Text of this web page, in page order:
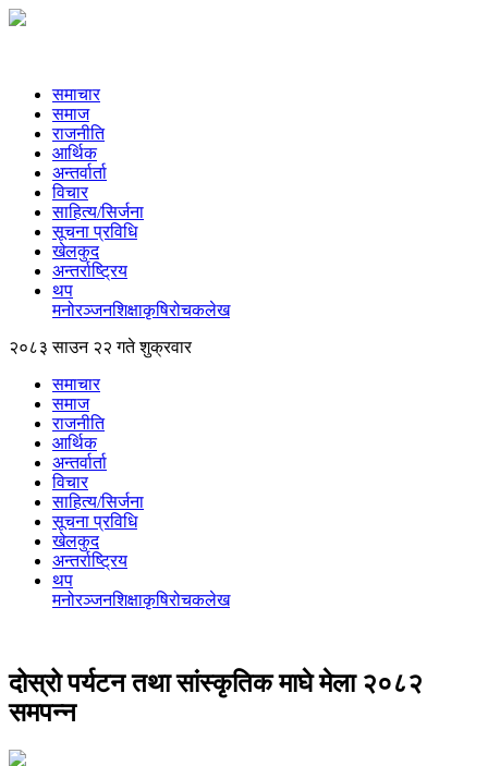
समाचार
समाज
राजनीति
आर्थिक
अन्तर्वार्ता
विचार
साहित्य/सिर्जना
सूचना प्रविधि
खेलकुद
अन्तर्राष्ट्रिय
थप
मनोरञ्‍जनशिक्षाकृषिरोचकलेख
२०८३ साउन २२ गते शुक्रवार
समाचार
समाज
राजनीति
आर्थिक
अन्तर्वार्ता
विचार
साहित्य/सिर्जना
सूचना प्रविधि
खेलकुद
अन्तर्राष्ट्रिय
थप
मनोरञ्‍जनशिक्षाकृषिरोचकलेख
दोस्रो पर्यटन तथा सांस्कृतिक माघे मेला २०८२
समपन्न